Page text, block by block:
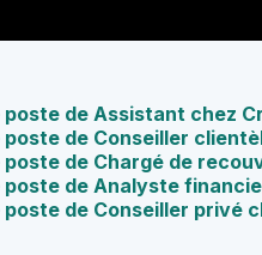
de Assistant chez
de Conseiller
de Chargé de
de Analyste
de Conseiller privé